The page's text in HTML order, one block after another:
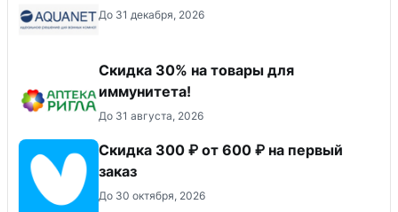
До 31 декабря, 2026
Скидка 30% на товары для
иммунитета!
До 31 августа, 2026
Скидка 300 ₽ от 600 ₽ на первый
заказ
До 30 октября, 2026